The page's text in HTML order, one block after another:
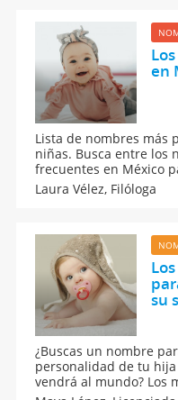
en
Lista de nombres más
niñas. Busca entre los
frecuentes en México
bebé. Te proponemos
más frecuentes entre
Guadalajara.
Laura Vélez, Filóloga
su
¿Buscas un nombre
personalidad de tu
vendrá al mundo? Los